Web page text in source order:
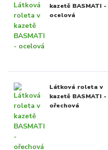
kazetě BASMATI -
ocelová
Látková roleta v
kazetě BASMATI -
ořechová